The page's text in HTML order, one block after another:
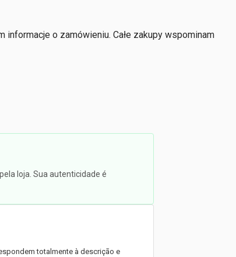
informacje o zamówieniu. Całe zakupy wspominam
loja. Sua autenticidade é
totalmente à descrição e